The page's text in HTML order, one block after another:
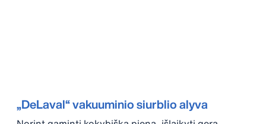
„DeLaval“ vakuuminio siurblio alyva